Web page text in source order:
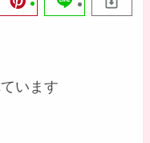
います